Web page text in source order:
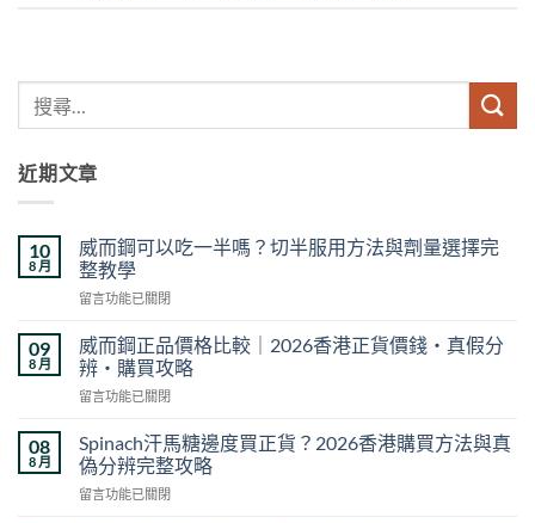
近期文章
10
8 月
威而鋼可以吃一半嗎？切半服用方法與劑量選擇完
整教學
在
而
鋼
可
以
一
半
嗎？
切
留言功能已關閉
09
8 月
威而鋼正品價格比較｜2026香港正貨價錢・真假分
辨・購買攻略
在
而
鋼
正
品
留言功能已關閉
08
8 月
Spinach汗馬糖邊度買正貨？2026香港購買方法與真
偽分辨完整攻略
在
留言功能已關閉